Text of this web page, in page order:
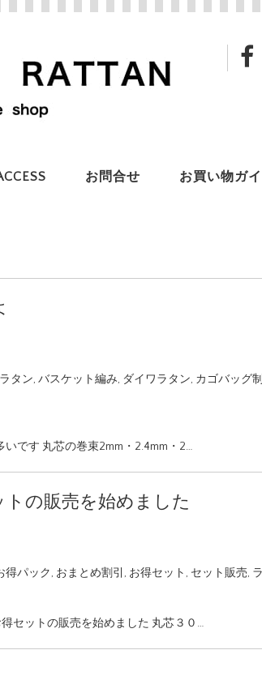
お問合せ お買い物ガ
ラタン, バスケット編み, ダイワラタン, カゴバッグ
です 丸芯の巻束2mm・2.4mm・2…
トの販売を始めました
得パック, おまとめ割引 , お得セット , セット販売,
セットの販売を始めました 丸芯３０…